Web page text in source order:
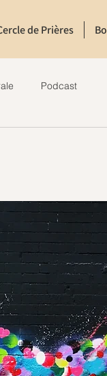
de Prières
Podcast